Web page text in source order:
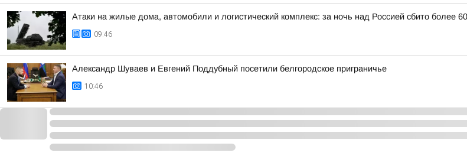
Атаки на жилые дома, автомобили и логистический комплекс: за ночь над Россией сбито более
09:46
Александр Шуваев и Евгений Поддубный посетили белгородское приграничье
10:46